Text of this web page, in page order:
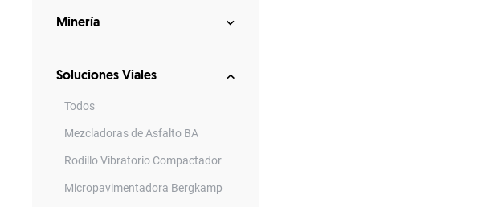
Minería
Soluciones Viales
Todos
Mezcladoras de Asfalto BA
Rodillo Vibratorio Compactador
Micropavimentadora Bergkamp